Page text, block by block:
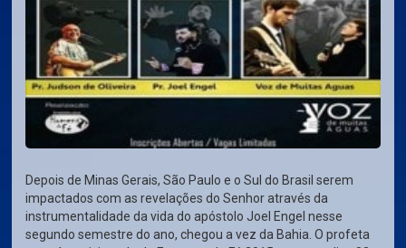
Depois de Minas Gerais, São Paulo e o Sul do Brasil serem
impactados com as revelações do Senhor através da
instrumentalidade da vida do apóstolo Joel Engel nesse
segundo semestre do ano, chegou a vez da Bahia. O profeta